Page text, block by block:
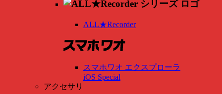
ALL★Recorder
スマホワオ エクスプローラ
iOS Special
アクセサリ